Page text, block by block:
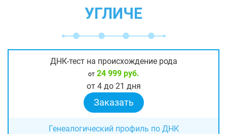
УГЛИЧЕ
ДНК-тест на происхождение рода
от24 999 руб.
от 4 до 21 дня
Заказать
Генеалогический профиль по ДНК